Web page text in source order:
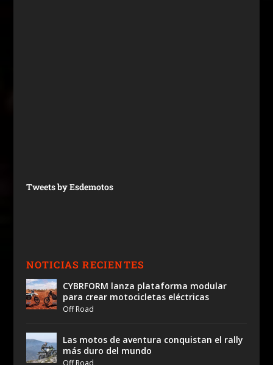
Tweets by Esdemotos
NOTICIAS RECIENTES
CYBRFORM lanza plataforma modular
para crear motocicletas eléctricas
Off Road
Las motos de aventura conquistan el rally
más duro del mundo
Off Road